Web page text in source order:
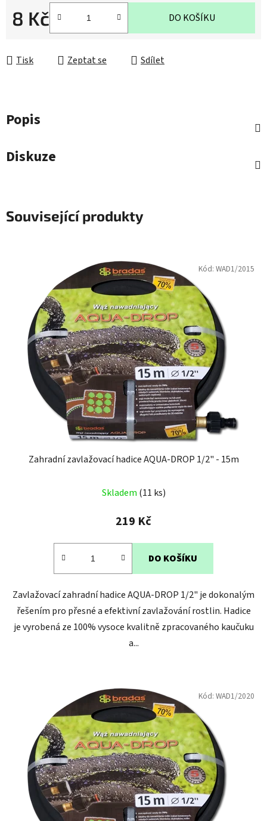
8 Kč
Měrná cena:
DO KOŠÍKU
Tisk Zeptat se Sdílet
Popis
Diskuze
Související produkty
Zahradní zavlažovací hadice AQUA-DROP 1/2" - 15m
hodnocení
produktu
3,6
hvězdiček.
Skladem (11 ks)
219 Kč
DO KOŠÍKU
Zavlažovací zahradní hadice AQUA-DROP 1/2" je dokonalým
řešením pro přesné a efektivní zavlažování rostlin. Hadice
je vyrobená ze 100% vysoce kvalitně zpracovaného kaučuku
a...
Kód: WAD1/2015
Kód: WAD1/2020